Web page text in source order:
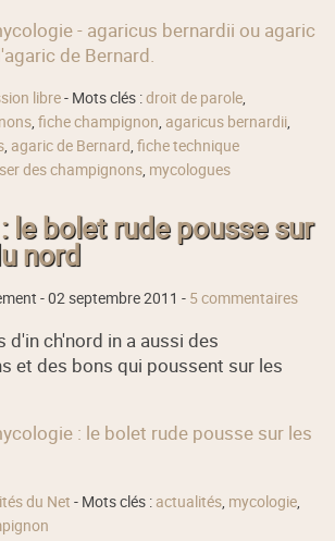
- agaricus bernardii ou agaric
de Bernard.
libre- Mots clés :droit de parole,
,fiche champignon, agaricus bernardii,
, agaric de Bernard,fiche technique
des champignons, mycologues
le bolet rude pousse sur
nord
-02 septembre 2011 - 5 commentaires
d'in ch'nord in a aussi des
et des bons qui poussent sur les
: le bolet rude pousse sur les
du Net - Mots clés : actualités, mycologie,